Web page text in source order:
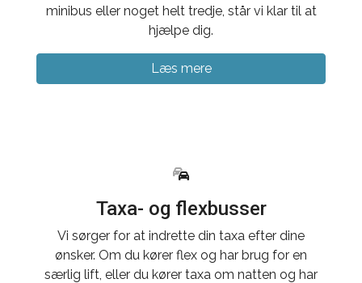
minibus eller noget helt tredje, står vi klar til at
hjælpe dig.
Læs mere
Taxa- og flexbusser
Vi sørger for at indrette din taxa efter dine
ønsker. Om du kører flex og har brug for en
særlig lift, eller du kører taxa om natten og har